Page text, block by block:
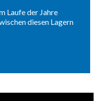
Laufe der Jahre
diesen Lagern